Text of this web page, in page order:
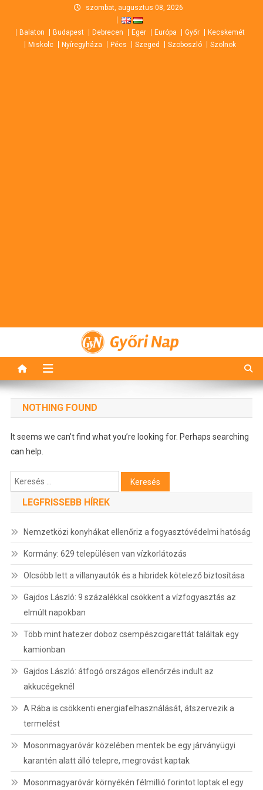
content
szombat, augusztus 08, 2026
Balaton Budapest Debrecen Eger Európa Győr
Kecskemét
Miskolc
Nyíregyháza Pécs Szeged Szoboszló Szolnok
Győri Nap
NOTHING FOUND
It seems we can’t find what you’re looking for. Perhaps searching
can help.
Keresés:
LEGFRISSEBB HÍREK
Nemzetközi konyhákat ellenőriz a fogyasztóvédelmi hatóság
Kormány: 629 településen van vízkorlátozás
Olcsóbb lett a villanyautók és a hibridek kötelező biztosítása
Gajdos László: 9 százalékkal csökkent a vízfogyasztás az
elmúlt napokban
Több mint hatezer doboz csempészcigarettát találtak egy
kamionban
Gajdos László: átfogó országos ellenőrzés indult az
akkucégeknél
A Rába is csökkenti energiafelhasználását, átszervezik a
termelést
Mosonmagyaróvár közelében mentek be egy járványügyi
karantén alatt álló telepre, megrovást kaptak
Mosonmagyaróvár környékén félmillió forintot loptak el egy